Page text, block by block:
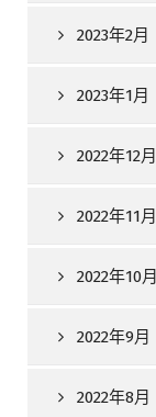
2023年2月
2023年1月
2022年12月
2022年11月
2022年10月
2022年9月
2022年8月